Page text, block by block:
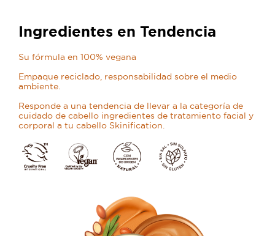
Ingredientes en Tendencia
Su fórmula en 100% vegana
Empaque reciclado, responsabilidad sobre el medio
ambiente.
Responde a una tendencia de llevar a la categoría de
cuidado de cabello ingredientes de tratamiento facial y
corporal a tu cabello Skinification.